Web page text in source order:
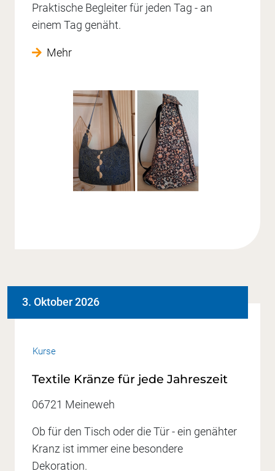
Praktische Begleiter für jeden Tag - an
einem Tag genäht.
Mehr
Kurse
3. Oktober 2026
Textile Kränze für jede Jahreszeit
06721 Meineweh
Ob für den Tisch oder die Tür - ein genähter
Kranz ist immer eine besondere
Dekoration.